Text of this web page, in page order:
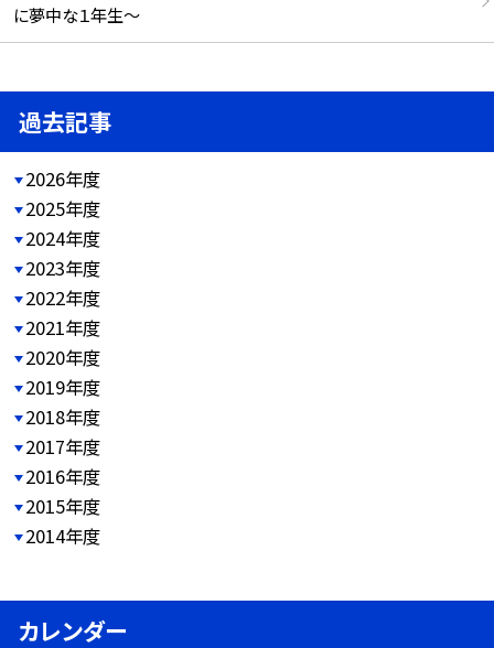
に夢中な１年生～
過去記事
2026年度
2025年度
2024年度
2023年度
2022年度
2021年度
2020年度
2019年度
2018年度
2017年度
2016年度
2015年度
2014年度
カレンダー